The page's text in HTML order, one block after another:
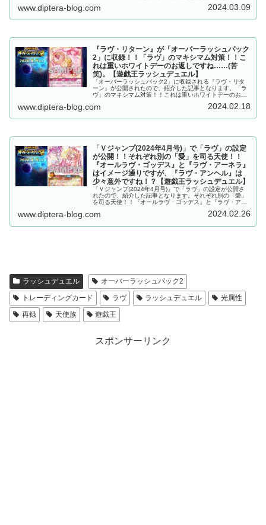
ス』先生羨ましい……。【遊戯王ラッシュデュエル】
www.diptera-blog.com 2024.03.09
『ラヴ・リターン』が「オーバーラッシュパック
2」に収録！！「ラヴ」のマキシマム対策！！こ
れは重いホワイトデーのお返しですね……(苦
笑)。【遊戯王ラッシュデュエル】
「オーバーラッシュパック2」に収録される『ラヴ・リタ
ーン』が公開されたので、紹介した記事となります。「ラ
ヴ」のマキシマム対策！！これは重いホワイトデーのお返
www.diptera-blog.com 2024.02.18
「Ｖジャンプ(2024年4月号)」で「ラヴ」の設定
が公開！！それぞれ別の「愛」を司る天使！！
『オールラヴ・ゴッデス』と『ラヴ・アーネラ』
はイメージ通りですが、『ラヴ・アンヘル』は
少々意外ですね！？【遊戯王ラッシュデュエル】
「Ｖジャンプ(2024年4月号)」で「ラヴ」の設定が公開さ
れたので、紹介した記事となります。それぞれ別の「愛」
を司る天使！！『オールラヴ・ゴッデス』と『ラヴ・アー
意外ですね！？【遊戯王ラッシュデュエル】
www.diptera-blog.com 2024.02.26
ラッシュデュエル
オーバーラッシュパック2
トレーディングカード
ラヴ ラッシュデュエル
光属性
再録
天使族 遊戯王
スポンサーリンク